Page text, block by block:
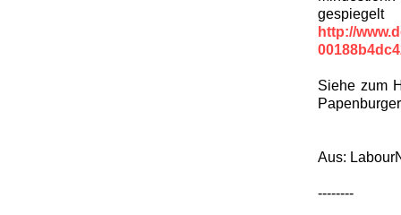
http://
Siehe zum
Aus:
--------